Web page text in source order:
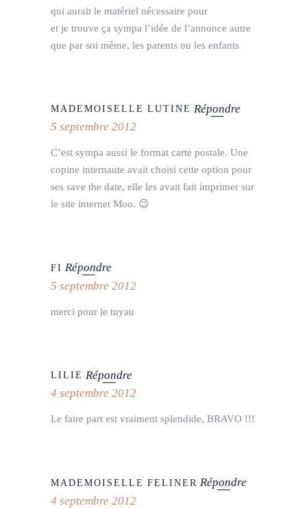
qui aurait le matériel nécessaire pour
et je trouve ça sympa l’idée de l’annonce autre
que par soi même, les parents ou les enfants
MADEMOISELLE LUTINE Répondre
5 septembre 2012
C’est sympa aussi le format carte postale. Une
copine internaute avait choisi cette option pour
ses save the date, elle les avait fait imprimer sur
le site internet Moo. 😉
FI Répondre
5 septembre 2012
merci pour le tuyau
LILIE Répondre
4 septembre 2012
Le faire part est vraiment splendide, BRAVO !!!
MADEMOISELLE FELINER Répondre
4 septembre 2012